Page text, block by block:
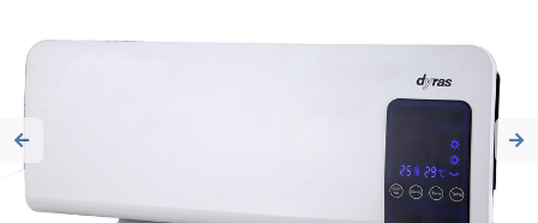
Previous